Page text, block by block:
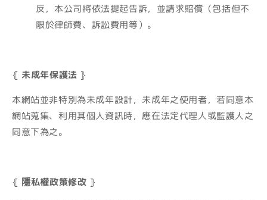
反，本公司將依法提起告訴，並請求賠償（包括但不
限於律師費、訴訟費用等）。
⦃未成年保護法 ⦄
本網站並非特別為未成年設計，未成年之使用者，若同意本
網站蒐集、利用其個人資訊時，應在法定代理人或監護人之
同意下為之。
⦃ 隱私權政策修改 ⦄